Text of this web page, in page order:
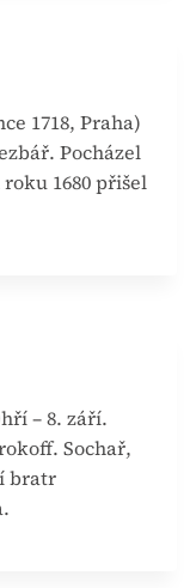
1718, Praha)
Pocházel
1680 přišel
– 8. září.
Sochař,
bratr